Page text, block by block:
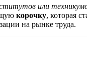
или
корочку, которая
на рынке труда.